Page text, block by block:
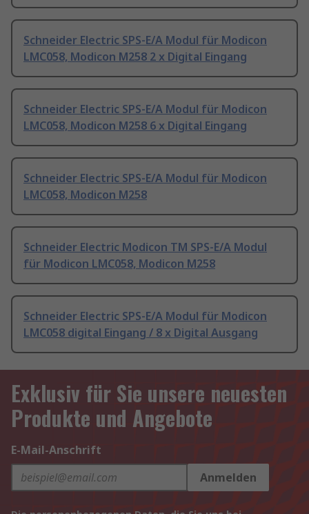
Schneider Electric SPS-E/A Modul für Modicon
LMC058, Modicon M258 2 x Digital Eingang
Schneider Electric SPS-E/A Modul für Modicon
LMC058, Modicon M258 6 x Digital Eingang
Schneider Electric SPS-E/A Modul für Modicon
LMC058, Modicon M258
Schneider Electric Modicon TM SPS-E/A Modul
für Modicon LMC058, Modicon M258
Schneider Electric SPS-E/A Modul für Modicon
LMC058 digital Eingang / 8 x Digital Ausgang
Exklusiv für Sie unsere neuesten
Produkte und Angebote
E-Mail-Anschrift
Anmelden